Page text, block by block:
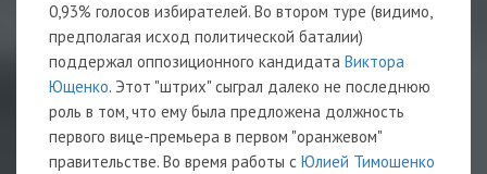
0,93% голосов избирателей. Во втором туре (видимо,
предполагая исход политической баталии)
поддержал оппозиционного кандидата Виктора
Ющенко. Этот "штрих" сыграл далеко не последнюю
роль в том, что ему была предложена должность
первого вице-премьера в первом "оранжевом"
правительстве. Во время работы с Юлией Тимошенко